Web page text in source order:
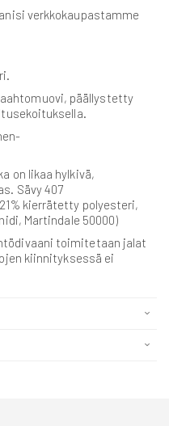
verkkokaupastamme
päällystetty
on likaa hylkivä,
Sävy 407
kierrätetty polyesteri,
Martindale 50000)
toimitetaan jalat
kiinnityksessä ei